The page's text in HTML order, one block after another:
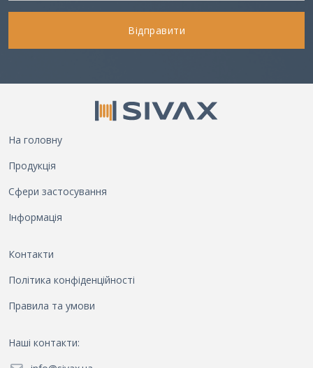
Відправити
На головну
Продукція
Сфери застосування
Інформація
Контакти
Політика конфіденційності
Правила та умови
Наші контакти: